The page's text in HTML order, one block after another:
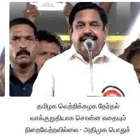
தமிழக வெற்றிக்கழக தேர்தல்
வாக்குறுதியாக சொன்ன எதையும்
நிறைவேற்றவில்லை.- அதிமுக பொதுச்